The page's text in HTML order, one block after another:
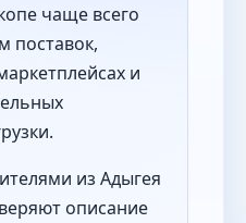
чаще всего
поставок,
и
из Адыгея
описание